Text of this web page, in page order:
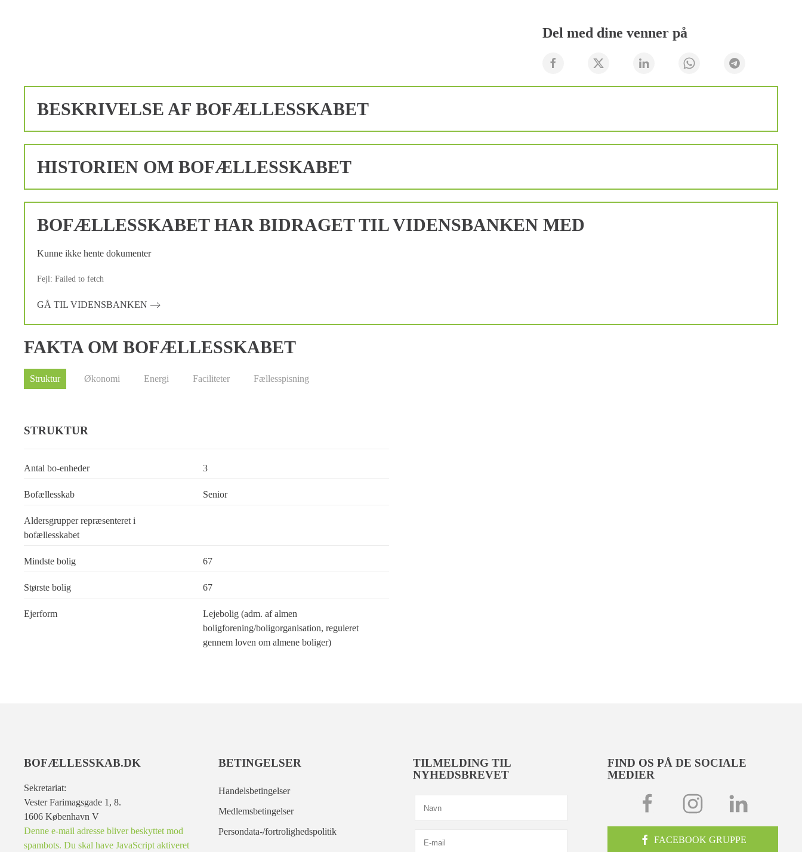
Del med dine venner på
BESKRIVELSE AF BOFÆLLESSKABET
HISTORIEN OM BOFÆLLESSKABET
BOFÆLLESSKABET HAR BIDRAGET TIL VIDENSBANKEN MED
Kunne ikke hente dokumenter
Fejl: Failed to fetch
GÅ TIL VIDENSBANKEN
FAKTA OM BOFÆLLESSKABET
Struktur Økonomi Energi Faciliteter Fællesspisning
STRUKTUR
Antal bo-enheder 3
Bofællesskab Senior
Aldersgrupper repræsenteret i
bofællesskabet
Mindste bolig 67
Største bolig 67
Ejerform
Lejebolig (adm. af almen
boligforening/boligorganisation, reguleret
gennem loven om almene boliger)
BOFÆLLESSKAB.DK
Sekretariat:
Vester Farimagsgade 1, 8.
1606 København V
Denne e-mail adresse bliver beskyttet mod
spambots. Du skal have JavaScript aktiveret
BETINGELSER
Handelsbetingelser
Medlemsbetingelser
Persondata-/fortrolighedspolitik
TILMELDING TIL
NYHEDSBREVET
FIND OS PÅ DE SOCIALE
MEDIER
FACEBOOK GRUPPE